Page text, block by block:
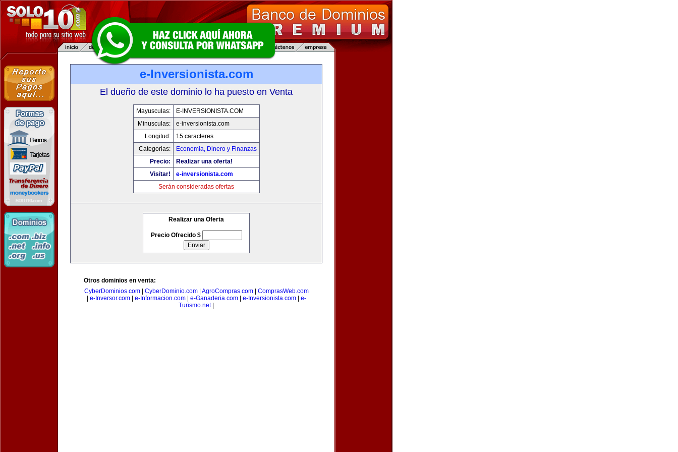
e-Inversionista.com
El dueño de este dominio lo ha puesto en Venta
Mayusculas:
E-INVERSIONISTA.COM
Minusculas:
e-inversionista.com
Longitud:
15 caracteres
Categorias:
Economia, Dinero y Finanzas
Precio:
Realizar una oferta!
Visitar!
e-inversionista.com
Serán consideradas ofertas
Realizar una Oferta
Precio Ofrecido $
Otros dominios en venta:
CyberDominios.com| CyberDominio.com| AgroCompras.com| ComprasWeb.com
e-Inversor.com| e-Informacion.com| e-Ganaderia.com| e-Inversionista.com| e-
Turismo.net|